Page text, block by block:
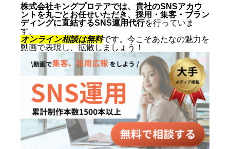
お客様の声
動画制作事例
動画制作事例 会社概要 お問い合わせ
株式会社キングプロテアでは、貴社のSNSアカウ
ントを丸ごとお任せいただき、採用・集客・ブラン
ディングに直結するSNS運用代行を行っていま
す。
オンライン相談は無料です。今こそあたなの魅力を
動画で表現し、拡散しましょう！